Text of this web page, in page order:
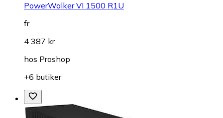
PowerWalker VI 1500 R1U
fr.
4 387 kr
hos Proshop
+6 butiker